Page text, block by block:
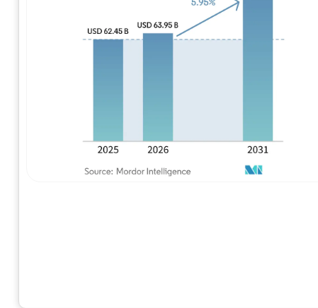
Imagen © Mordor Intelligence. El